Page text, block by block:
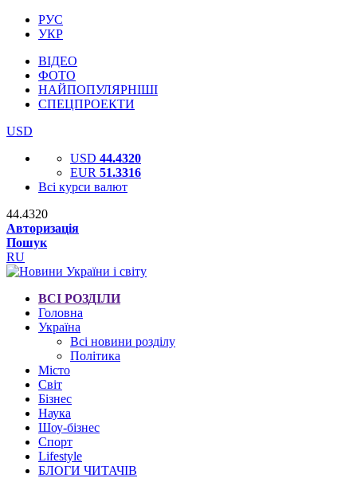
РУС
УКР
ВІДЕО
ФОТО
НАЙПОПУЛЯРНІШІ
СПЕЦПРОЕКТИ
USD
USD 44.4320
EUR 51.3316
Всі курси валют
44.4320
Авторизація
Пошук
RU
ВСІ РОЗДІЛИ
Головна
Україна
Всі новини розділу
Політика
Місто
Світ
Бізнес
Наука
Шоу-бізнес
Спорт
Lifestyle
БЛОГИ ЧИТАЧІВ